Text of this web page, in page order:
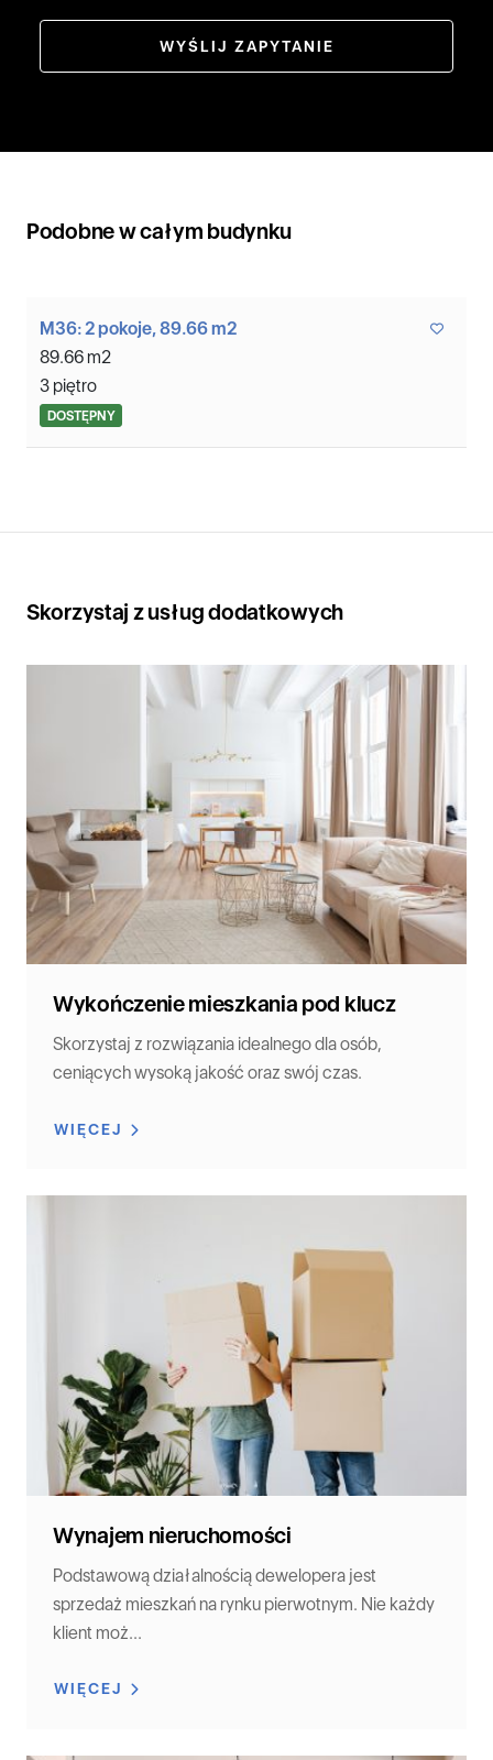
WYŚLIJ ZAPYTANIE
Podobne w całym budynku
M36: 2 pokoje, 89.66 m2
89.66 m2
3 piętro
DOSTĘPNY
Skorzystaj z usług dodatkowych
Wykończenie mieszkania pod klucz
Skorzystaj z rozwiązania idealnego dla osób,
ceniących wysoką jakość oraz swój czas.
WIĘCEJ
Wynajem nieruchomości
Podstawową działalnością dewelopera jest
sprzedaż mieszkań na rynku pierwotnym. Nie każdy
klient moż...
WIĘCEJ